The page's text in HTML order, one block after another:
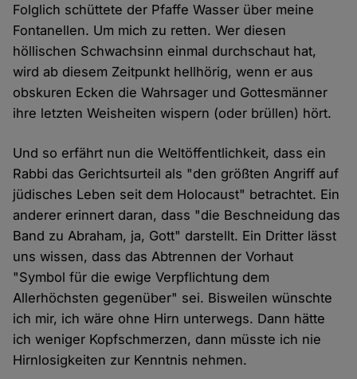
Folglich schüttete der Pfaffe Wasser über meine
Fontanellen. Um mich zu retten. Wer diesen
höllischen Schwachsinn einmal durchschaut hat,
wird ab diesem Zeitpunkt hellhörig, wenn er aus
obskuren Ecken die Wahrsager und Gottesmänner
ihre letzten Weisheiten wispern (oder brüllen) hört.
Und so erfährt nun die Weltöffentlichkeit, dass ein
Rabbi das Gerichtsurteil als "den größten Angriff auf
jüdisches Leben seit dem Holocaust" betrachtet. Ein
anderer erinnert daran, dass "die Beschneidung das
Band zu Abraham, ja, Gott" darstellt. Ein Dritter lässt
uns wissen, dass das Abtrennen der Vorhaut
"Symbol für die ewige Verpflichtung dem
Allerhöchsten gegenüber" sei. Bisweilen wünschte
ich mir, ich wäre ohne Hirn unterwegs. Dann hätte
ich weniger Kopfschmerzen, dann müsste ich nie
Hirnlosigkeiten zur Kenntnis nehmen.